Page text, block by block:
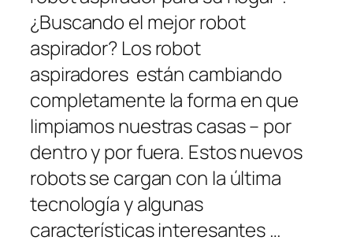
¿Buscando el mejor robot
aspirador? Los robot
aspiradores están cambiando
completamente la forma en que
limpiamos nuestras casas – por
dentro y por fuera. Estos nuevos
robots se cargan con la última
tecnología y algunas
características interesantes …